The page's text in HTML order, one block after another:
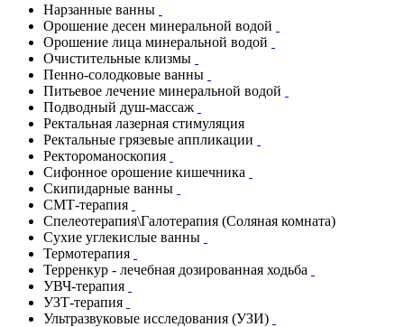
Нарзанные ванны
Орошение десен минеральной водой
Орошение лица минеральной водой
Очистительные клизмы
Пенно-солодковые ванны
Питьевое лечение минеральной водой
Подводный душ-массаж
Ректальная лазерная стимуляция
Ректальные грязевые аппликации
Ректороманоскопия
Сифонное орошение кишечника
Скипидарные ванны
СМТ-терапия
Спелеотерапия\Галотерапия (Соляная комната)
Сухие углекислые ванны
Термотерапия
Терренкур - лечебная дозированная ходьба
УВЧ-терапия
УЗТ-терапия
Ультразвуковые исследования (УЗИ)